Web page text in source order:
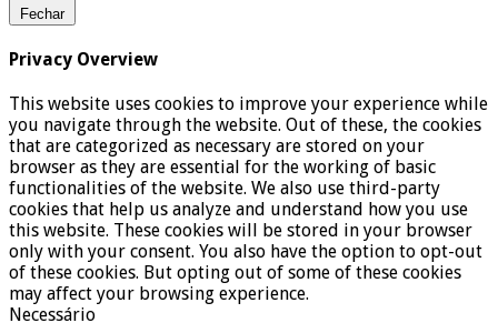
Fechar
Privacy Overview
This website uses cookies to improve your experience while
you navigate through the website. Out of these, the cookies
that are categorized as necessary are stored on your
browser as they are essential for the working of basic
functionalities of the website. We also use third-party
cookies that help us analyze and understand how you use
this website. These cookies will be stored in your browser
only with your consent. You also have the option to opt-out
of these cookies. But opting out of some of these cookies
may affect your browsing experience.
Necessário